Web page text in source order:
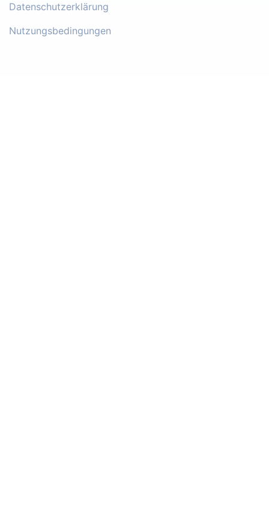
Datenschutzerklärung
Nutzungsbedingungen